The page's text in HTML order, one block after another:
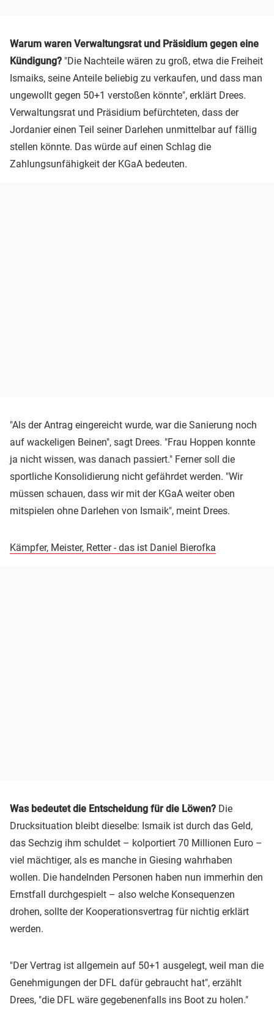
Warum waren Verwaltungsrat und Präsidium gegen eine
Kündigung? "Die Nachteile wären zu groß, etwa die Freiheit
Ismaiks, seine Anteile beliebig zu verkaufen, und dass man
ungewollt gegen 50+1 verstoßen könnte", erklärt Drees.
Verwaltungsrat und Präsidium befürchteten, dass der
Jordanier einen Teil seiner Darlehen unmittelbar auf fällig
stellen könnte. Das würde auf einen Schlag die
Zahlungsunfähigkeit der KGaA bedeuten.
"Als der Antrag eingereicht wurde, war die Sanierung noch
auf wackeligen Beinen", sagt Drees. "Frau Hoppen konnte
ja nicht wissen, was danach passiert." Ferner soll die
sportliche Konsolidierung nicht gefährdet werden. "Wir
müssen schauen, dass wir mit der KGaA weiter oben
mitspielen ohne Darlehen von Ismaik", meint Drees.
Kämpfer, Meister, Retter - das ist Daniel Bierofka
Was bedeutet die Entscheidung für die Löwen? Die
Drucksituation bleibt dieselbe: Ismaik ist durch das Geld,
das Sechzig ihm schuldet – kolportiert 70 Millionen Euro –
viel mächtiger, als es manche in Giesing wahrhaben
wollen. Die handelnden Personen haben nun immerhin den
Ernstfall durchgespielt – also welche Konsequenzen
drohen, sollte der Kooperationsvertrag für nichtig erklärt
werden.
"Der Vertrag ist allgemein auf 50+1 ausgelegt, weil man die
Genehmigungen der DFL dafür gebraucht hat", erzählt
Drees, "die DFL wäre gegebenenfalls ins Boot zu holen."